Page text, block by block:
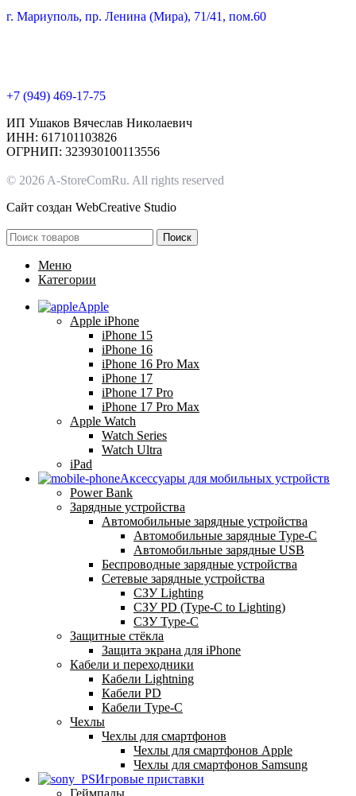
г. Мариуполь, пр. Ленина (Мира), 71/41, пом.60
+7 (949) 469-17-75
ИП Ушаков Вячеслав Николаевич
ИНН: 617101103826
ОГРНИП: 323930100113556
© 2026 A-StoreComRu. All rights reserved
Сайт создан WebCreative Studio
Поиск
Меню
Категории
Apple
Apple iPhone
iPhone 15
iPhone 16
iPhone 16 Pro Max
iPhone 17
iPhone 17 Pro
iPhone 17 Pro Max
Apple Watch
Watch Series
Watch Ultra
iPad
Аксессуары для мобильных устройств
Power Bank
Зарядные устройства
Автомобильные зарядные устройства
Автомобильные зарядные Type-C
Автомобильные зарядные USB
Беспроводные зарядные устройства
Сетевые зарядные устройства
СЗУ Lighting
СЗУ PD (Type-C to Lighting)
СЗУ Type-C
Защитные стёкла
Защита экрана для iPhone
Кабели и переходники
Кабели Lightning
Кабели PD
Кабели Type-C
Чехлы
Чехлы для смартфонов
Чехлы для смартфонов Apple
Чехлы для смартфонов Samsung
Игровые приставки
Геймпады